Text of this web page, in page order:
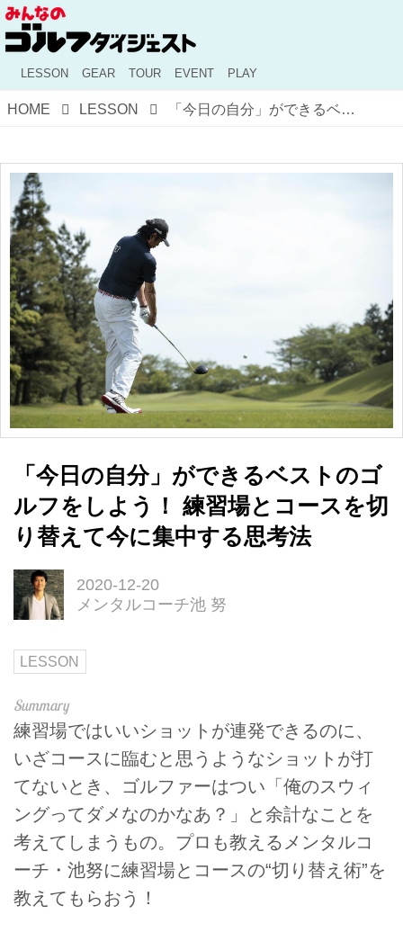
LESSON GEAR TOUR EVENT PLAY
HOME LESSON 「今日の自分」ができるベストのゴルフをしよう！ 練習場とコースを切り替えて今に集中する思考法
「今日の自分」ができるベストのゴ
ルフをしよう！ 練習場とコースを切
り替えて今に集中する思考法
2020-12-20
メンタルコーチ池 努
LESSON
練習場ではいいショットが連発できるのに、
いざコースに臨むと思うようなショットが打
てないとき、ゴルファーはつい「俺のスウィ
ングってダメなのかなあ？」と余計なことを
考えてしまうもの。プロも教えるメンタルコ
ーチ・池努に練習場とコースの“切り替え術”を
教えてもらおう！